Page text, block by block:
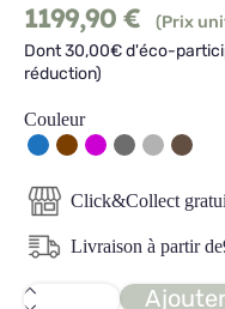
1199,90 €
(Prix
Dont 30,00€ d'éco-
réduction)
Couleur
Click&Collect
Livraison à partir de
quantité